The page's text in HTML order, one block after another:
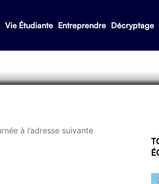
Vie Étudiante Entreprendre Décryptage
à l’adresse suivante